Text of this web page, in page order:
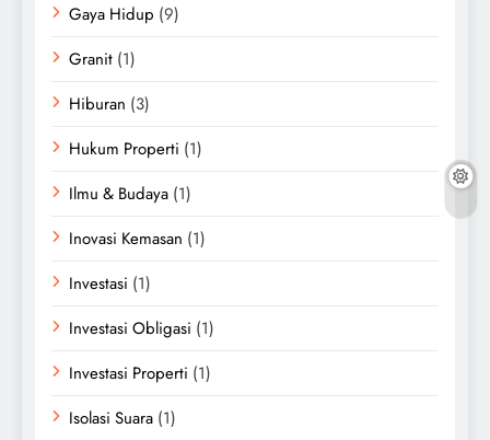
Gaya Hidup (9)
Granit (1)
Hiburan (3)
Hukum Properti (1)
Ilmu & Budaya (1)
Inovasi Kemasan (1)
Investasi (1)
Investasi Obligasi (1)
Investasi Properti (1)
Isolasi Suara (1)